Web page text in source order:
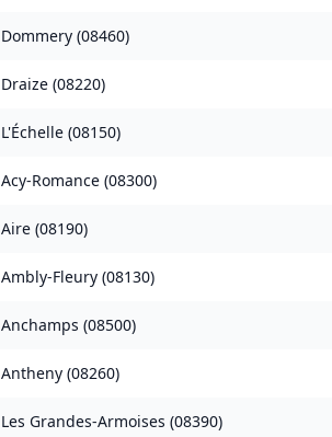
Dommery (08460)
Draize (08220)
L'Échelle (08150)
Acy-Romance (08300)
Aire (08190)
Ambly-Fleury (08130)
Anchamps (08500)
Antheny (08260)
Les Grandes-Armoises (08390)